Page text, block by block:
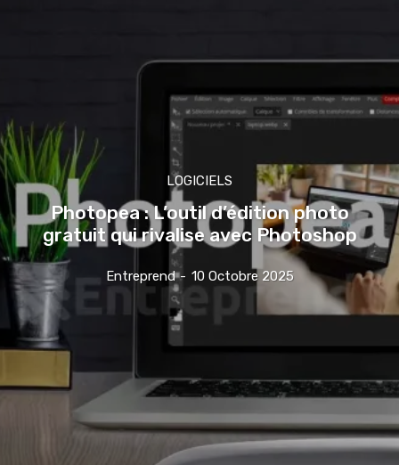
LOGICIELS
Photopea : L’outil d’édition photo
gratuit qui rivalise avec Photoshop
Entreprend - 10 Octobre 2025